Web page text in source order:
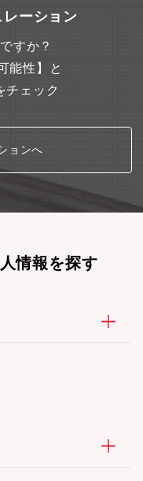
ーション
すか？
能性】と
チェック
ョンへ
情報を探す